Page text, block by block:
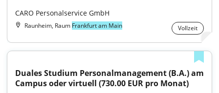
CARO Personalservice GmbH
Raunheim, Raum Frankfurt am Main Vollzeit
Duales Studium Personalmanagement (B.A.) am
Campus oder virtuell (730.00 EUR pro Monat)